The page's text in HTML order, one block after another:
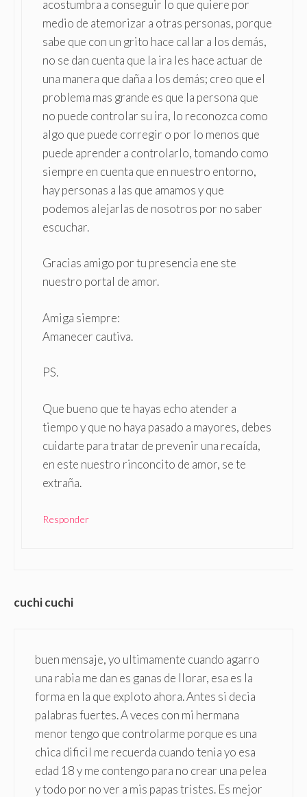
acostumbra a conseguir lo que quiere por
medio de atemorizar a otras personas, porque
sabe que con un grito hace callar a los demás,
no se dan cuenta que la ira les hace actuar de
una manera que daña a los demás; creo que el
problema mas grande es que la persona que
no puede controlar su ira, lo reconozca como
algo que puede corregir o por lo menos que
puede aprender a controlarlo, tomando como
siempre en cuenta que en nuestro entorno,
hay personas a las que amamos y que
podemos alejarlas de nosotros por no saber
escuchar.
Gracias amigo por tu presencia ene ste
nuestro portal de amor.
Amiga siempre:
Amanecer cautiva.
PS.
Que bueno que te hayas echo atender a
tiempo y que no haya pasado a mayores, debes
cuidarte para tratar de prevenir una recaída,
en este nuestro rinconcito de amor, se te
extraña.
Responder
cuchi cuchi
buen mensaje, yo ultimamente cuando agarro
una rabia me dan es ganas de llorar, esa es la
forma en la que exploto ahora. Antes si decia
palabras fuertes. A veces con mi hermana
menor tengo que controlarme porque es una
chica dificil me recuerda cuando tenia yo esa
edad 18 y me contengo para no crear una pelea
y todo por no ver a mis papas tristes. Es mejor